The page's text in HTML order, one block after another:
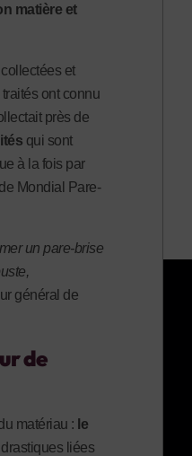
matière et
et
ont connu
près de
qui sont
à la fois par
Mondial Pare-
un pare-brise
général de
de
matériau : le
liées